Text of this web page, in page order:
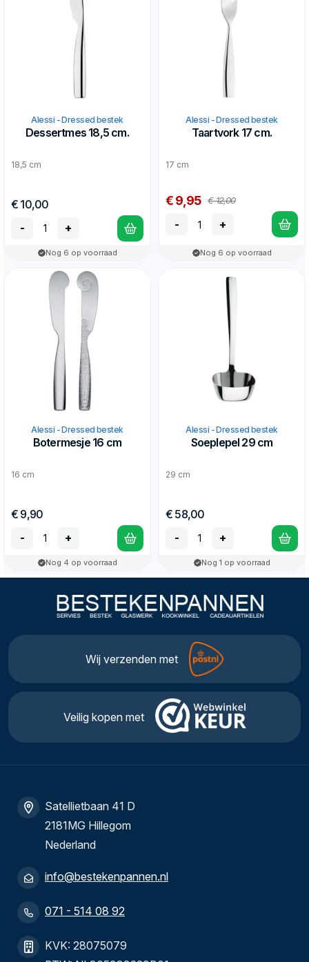
Alessi - Dressed bestek
Dessertmes 18,5 cm.
18,5 cm
€ 10,00
-
+
Nog 6 op voorraad
Alessi - Dressed bestek
Taartvork 17 cm.
17 cm
€ 9,95 € 12,00
- +
Nog 6 op voorraad
Alessi - Dressed bestek
Botermesje 16 cm
16 cm
€ 9,90
-
+
Nog 4 op voorraad
Alessi - Dressed bestek
Soeplepel 29 cm
29 cm
€ 58,00
-
+
Nog 1 op voorraad
Wij verzenden met
Veilig kopen met
Satellietbaan 41 D
2181MG Hillegom
Nederland
info@bestekenpannen.nl
071 - 514 08 92
KVK: 28075079